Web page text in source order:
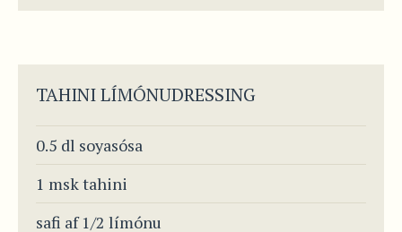
TAHINI LÍMÓNUDRESSING
0.5 dl soyasósa
1 msk tahini
safi af 1/2 límónu